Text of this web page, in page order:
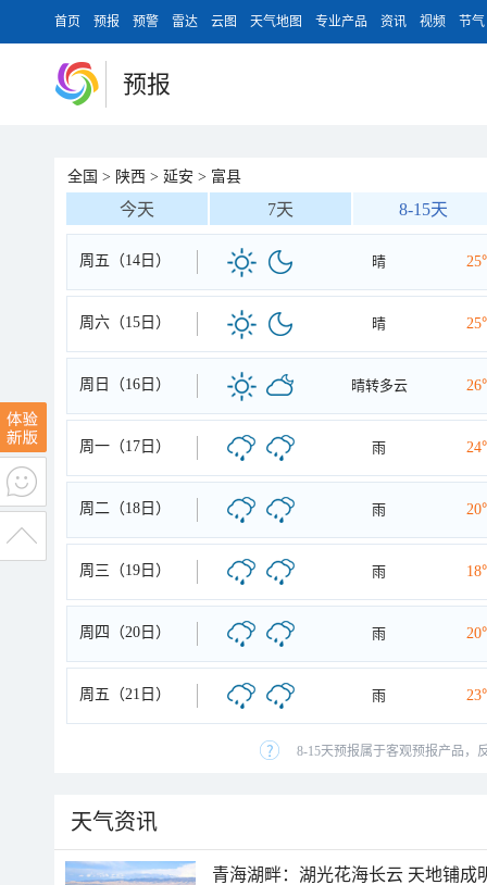
首页 预报 预警 雷达 云图 天气地图 专业产品 资讯 视频 节气
预报
全国 > 陕西 > 延安 > 富县
今天 7天 8-15天
周五（14日） 晴
周六（15日） 晴
周日（16日） 晴转多云
周一（17日） 雨
周二（18日） 雨
周三（19日） 雨
周四（20日） 雨
周五（21日） 雨
8-15天预报属于客观预报产品，
天气资讯
青海湖畔：湖光花海长云 天地铺成